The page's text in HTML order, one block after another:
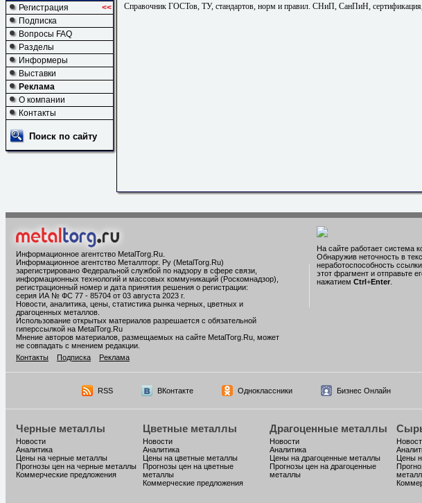
Регистрация
<<
Подписка
Вопросы FAQ
Разделы
Информеры
Выставки
Реклама
О компании
Контакты
Поиск по сайту
Справочник ГОСТов, ТУ, стандартов, норм и правил. СНиП, СанПиН, сертификация,
Информационное агентство MetalTorg.Ru
Информационное агентство Металлторг. Ру (MetalTorg.Ru)
зарегистрировано Федеральной службой по надзору в сфере связи,
информационных технологий и массовых коммуникаций (Роскомнадзор),
регистрационный номер и дата принятия решения о регистрации:
серия ИА № ФС 77 - 85704 от 03 августа 2023 г.
Новости, аналитика, цены, статистика рынка черных, цветных и
драгоценных металлов.
Использование открытых материалов разрешается с обязательной
гиперссылкой на MetalTorg.Ru
Мнение авторов материалов, размещаемых на сайте MetalTorg.Ru, может
не совпадать с мнением редакции.
Контакты
Подписка Реклама
На сайте работает система
Обнаружив неточность в
неработоспособность
этот фрагмент и отправьте
нажатием Ctrl+Enter
RSS ВКонтакте Одноклассники Бизнес Онлайн
Черные металлы
Новости
Аналитика
Цены на черные металлы
Прогнозы цен на черные металлы
Коммерческие предложения
Цветные металлы
Новости
Аналитика
Цены на цветные металлы
Прогнозы цен на цветные
металлы
Коммерческие предложения
Драгоценные металлы
Новости
Аналитика
Цены на драгоценные металлы
Прогнозы цен на драгоценные
металлы
Цены